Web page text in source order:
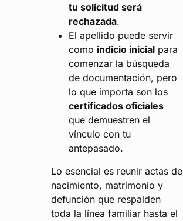
tu solicitud será
rechazada.
El apellido puede servir
como indicio inicial para
comenzar la búsqueda
de documentación, pero
lo que importa son los
certificados oficiales
que demuestren el
vínculo con tu
antepasado.
Lo esencial es reunir actas de
nacimiento, matrimonio y
defunción que respalden
toda la línea familiar hasta el